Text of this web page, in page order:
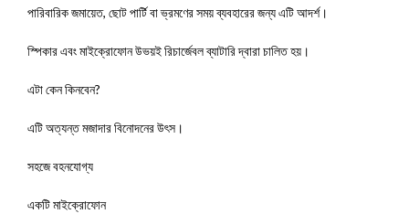
পারিবারিক জমায়েত, ছোট পার্টি বা ভ্রমণের সময় ব্যবহারের জন্য এটি আদর্শ।
স্পিকার এবং মাইক্রোফোন উভয়ই রিচার্জেবল ব্যাটারি দ্বারা চালিত হয়।
এটা কেন কিনবেন?
এটি অত্যন্ত মজাদার বিনোদনের উৎস।
সহজে বহনযোগ্য
একটি মাইক্রোফোন